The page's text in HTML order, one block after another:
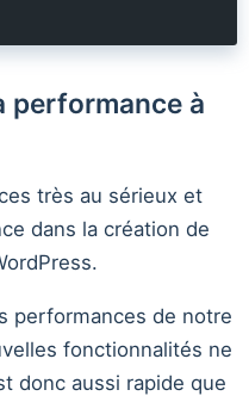
performance à
très au sérieux et
dans la création de
performances de notre
fonctionnalités ne
donc aussi rapide que